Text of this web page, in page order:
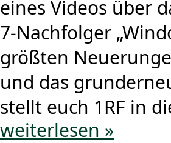
eines Videos über
7-Nachfolger
größten
und das
stellt euch 1RF in
weiterlesen »